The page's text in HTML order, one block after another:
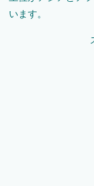
います。